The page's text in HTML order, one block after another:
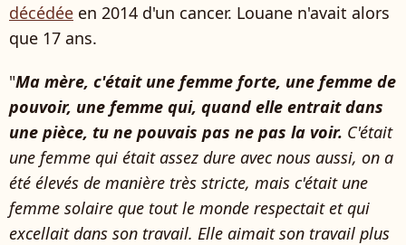
décédée en 2014 d'un cancer. Louane n'avait alors
que 17 ans.
"Ma mère, c'était une femme forte, une femme de
pouvoir, une femme qui, quand elle entrait dans
une pièce, tu ne pouvais pas ne pas la voir. C'était
une femme qui était assez dure avec nous aussi, on a
été élevés de manière très stricte, mais c'était une
femme solaire que tout le monde respectait et qui
excellait dans son travail. Elle aimait son travail plus